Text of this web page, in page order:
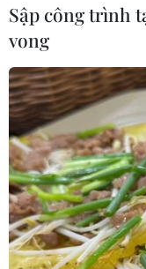
Sập công trình
vong